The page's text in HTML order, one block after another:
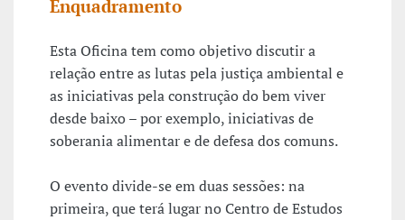
Enquadramento
Esta Oficina tem como objetivo discutir a
relação entre as lutas pela justiça ambiental e
as iniciativas pela construção do bem viver
desde baixo – por exemplo, iniciativas de
soberania alimentar e de defesa dos comuns.
O evento divide-se em duas sessões: na
primeira, que terá lugar no Centro de Estudos